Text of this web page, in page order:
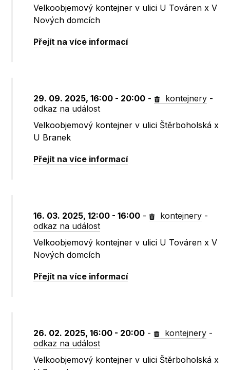
Velkoobjemový kontejner v ulici U Továren x V
Nových domcích
Přejít na více informací
29. 09. 2025, 16:00 - 20:00 - kontejnery -
odkaz na událost
Velkoobjemový kontejner v ulici Štěrboholská x
U Branek
Přejít na více informací
16. 03. 2025, 12:00 - 16:00 - kontejnery -
odkaz na událost
Velkoobjemový kontejner v ulici U Továren x V
Nových domcích
Přejít na více informací
26. 02. 2025, 16:00 - 20:00 - kontejnery -
odkaz na událost
Velkoobjemový kontejner v ulici Štěrboholská x